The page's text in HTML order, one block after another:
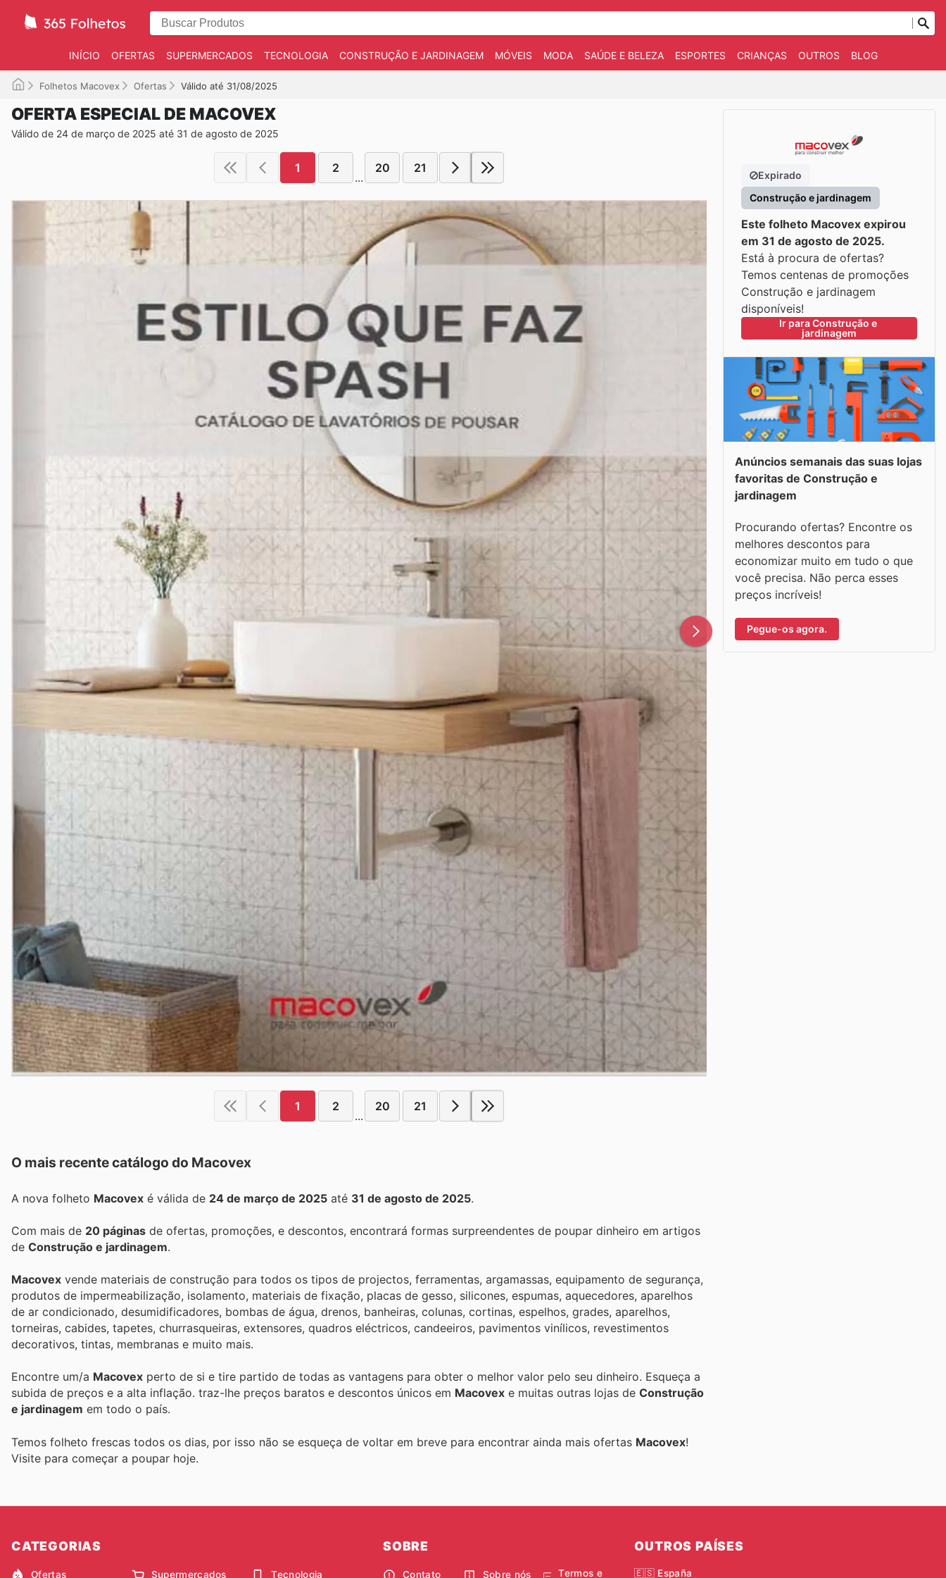
INÍCIO OFERTAS SUPERMERCADOS TECNOLOGIA CONSTRUÇÃO E JARDINAGEM MÓVEIS MODA SAÚDE E BELEZA ESPORTES CRIANÇAS OUTROS BLOG
Folhetos Macovex Ofertas Válido até 31/08/2025
OFERTA ESPECIAL DE MACOVEX
Válido de 24 de março de 2025 até 31 de agosto de 2025
1 2
...
20 21
1 2
...
20 21
O mais recente catálogo do Macovex
A nova folheto Macovex é válida de 24 de março de 2025 até 31 de agosto de 2025.
Com mais de 20 páginas de ofertas, promoções, e descontos, encontrará formas surpreendentes de poupar dinheiro em artigos
de Construção e jardinagem.
Macovex vende materiais de construção para todos os tipos de projectos, ferramentas, argamassas, equipamento de segurança,
produtos de impermeabilização, isolamento, materiais de fixação, placas de gesso, silicones, espumas, aquecedores, aparelhos
de ar condicionado, desumidificadores, bombas de água, drenos, banheiras, colunas, cortinas, espelhos, grades, aparelhos,
torneiras, cabides, tapetes, churrasqueiras, extensores, quadros eléctricos, candeeiros, pavimentos vinílicos, revestimentos
decorativos, tintas, membranas e muito mais.
Encontre um/a Macovex perto de si e tire partido de todas as vantagens para obter o melhor valor pelo seu dinheiro. Esqueça a
subida de preços e a alta inflação. traz-lhe preços baratos e descontos únicos em Macovex e muitas outras lojas de Construção
e jardinagem em todo o país.
Temos folheto frescas todos os dias, por isso não se esqueça de voltar em breve para encontrar ainda mais ofertas Macovex!
Visite para começar a poupar hoje.
Expirado
Construção e jardinagem
Este folheto Macovex expirou
em 31 de agosto de 2025.
Está à procura de ofertas?
Temos centenas de promoções
Construção e jardinagem
disponíveis!
Ir para Construção e
jardinagem
Anúncios semanais das suas lojas
favoritas de Construção e
jardinagem
Procurando ofertas? Encontre os
melhores descontos para
economizar muito em tudo o que
você precisa. Não perca esses
preços incríveis!
Pegue-os agora.
CATEGORIAS
Ofertas Supermercados Tecnologia
SOBRE
Contato Sobre nós
Termos e
OUTROS PAÍSES
🇪🇸 España